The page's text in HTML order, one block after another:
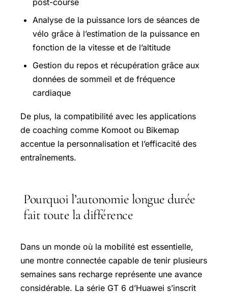
post-course
Analyse de la puissance lors de séances de
vélo grâce à l’estimation de la puissance en
fonction de la vitesse et de l’altitude
Gestion du repos et récupération grâce aux
données de sommeil et de fréquence
cardiaque
De plus, la compatibilité avec les applications
de coaching comme Komoot ou Bikemap
accentue la personnalisation et l’efficacité des
entraînements.
Pourquoi l’autonomie longue durée
fait toute la différence
Dans un monde où la mobilité est essentielle,
une montre connectée capable de tenir plusieurs
semaines sans recharge représente une avance
considérable. La série GT 6 d’Huawei s’inscrit